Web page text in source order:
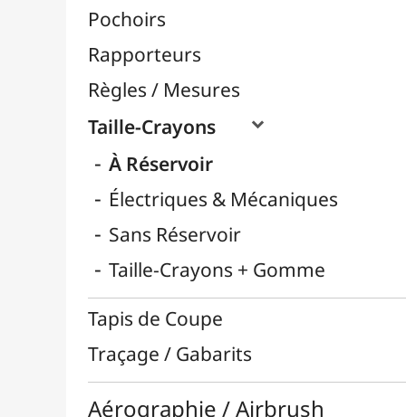
Tapis de Coupe
Body-Paint / Maquillage
Bombes & Feutres à Peinture
Céramique / Poterie
Chevalets & Accrochage
Enfants / Scolaire
Esquisse & Dessin
Librairie / Livres
Loisirs Créatifs
Médiums, Vernis & Colles
Modelage / Sculpture
Peintures / Couleurs
Pinceaux & Outils